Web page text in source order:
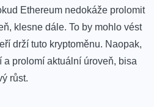
Ethereum nedokáže⁣ prolomit
klesne dále.⁢ To by mohlo vést
drží tuto kryptoměnu. Naopak,
a prolomí aktuální úroveň,⁤ bisa
růst.